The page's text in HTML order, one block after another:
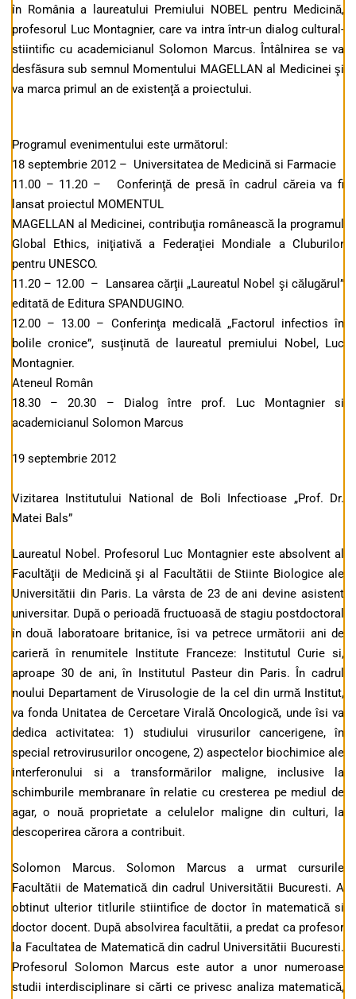
în România a laureatului Premiului NOBEL pentru Medicină,
profesorul Luc Montagnier, care va intra într-un dialog cultural-
stiintific cu academicianul Solomon Marcus. Întâlnirea se va
desfăsura sub semnul Momentului MAGELLAN al Medicinei şi
va marca primul an de existenţă a proiectului.
Programul evenimentului este următorul:
18 septembrie 2012 – Universitatea de Medicină si Farmacie
11.00 – 11.20 – Conferinţă de presă în cadrul căreia va fi
lansat proiectul MOMENTUL
MAGELLAN al Medicinei, contribuţia românească la programul
Global Ethics, iniţiativă a Federaţiei Mondiale a Cluburilor
pentru UNESCO.
11.20 – 12.00 – Lansarea cărţii „Laureatul Nobel şi călugărul”
editată de Editura SPANDUGINO.
12.00 – 13.00 – Conferinţa medicală „Factorul infectios în
bolile cronice”, susţinută de laureatul premiului Nobel, Luc
Montagnier.
Ateneul Român
18.30 – 20.30 – Dialog între prof. Luc Montagnier si
academicianul Solomon Marcus
19 septembrie 2012
Vizitarea Institutului National de Boli Infectioase „Prof. Dr.
Matei Bals”
Laureatul Nobel. Profesorul Luc Montagnier este absolvent al
Facultăţii de Medicină şi al Facultătii de Stiinte Biologice ale
Universitătii din Paris. La vârsta de 23 de ani devine asistent
universitar. După o perioadă fructuoasă de stagiu postdoctoral
în două laboratoare britanice, îsi va petrece următorii ani de
carieră în renumitele Institute Franceze: Institutul Curie si,
aproape 30 de ani, în Institutul Pasteur din Paris. În cadrul
noului Departament de Virusologie de la cel din urmă Institut,
va fonda Unitatea de Cercetare Virală Oncologică, unde îsi va
dedica activitatea: 1) studiului virusurilor cancerigene, în
special retrovirusurilor oncogene, 2) aspectelor biochimice ale
interferonului si a transformărilor maligne, inclusive la
schimburile membranare în relatie cu cresterea pe mediul de
agar, o nouă proprietate a celulelor maligne din culturi, la
descoperirea cărora a contribuit.
Solomon Marcus. Solomon Marcus a urmat cursurile
Facultătii de Matematică din cadrul Universitătii Bucuresti. A
obtinut ulterior titlurile stiintifice de doctor în matematică si
doctor docent. După absolvirea facultătii, a predat ca profesor
la Facultatea de Matematică din cadrul Universitătii Bucuresti.
Profesorul Solomon Marcus este autor a unor numeroase
studii interdisciplinare si cărti ce privesc analiza matematică,